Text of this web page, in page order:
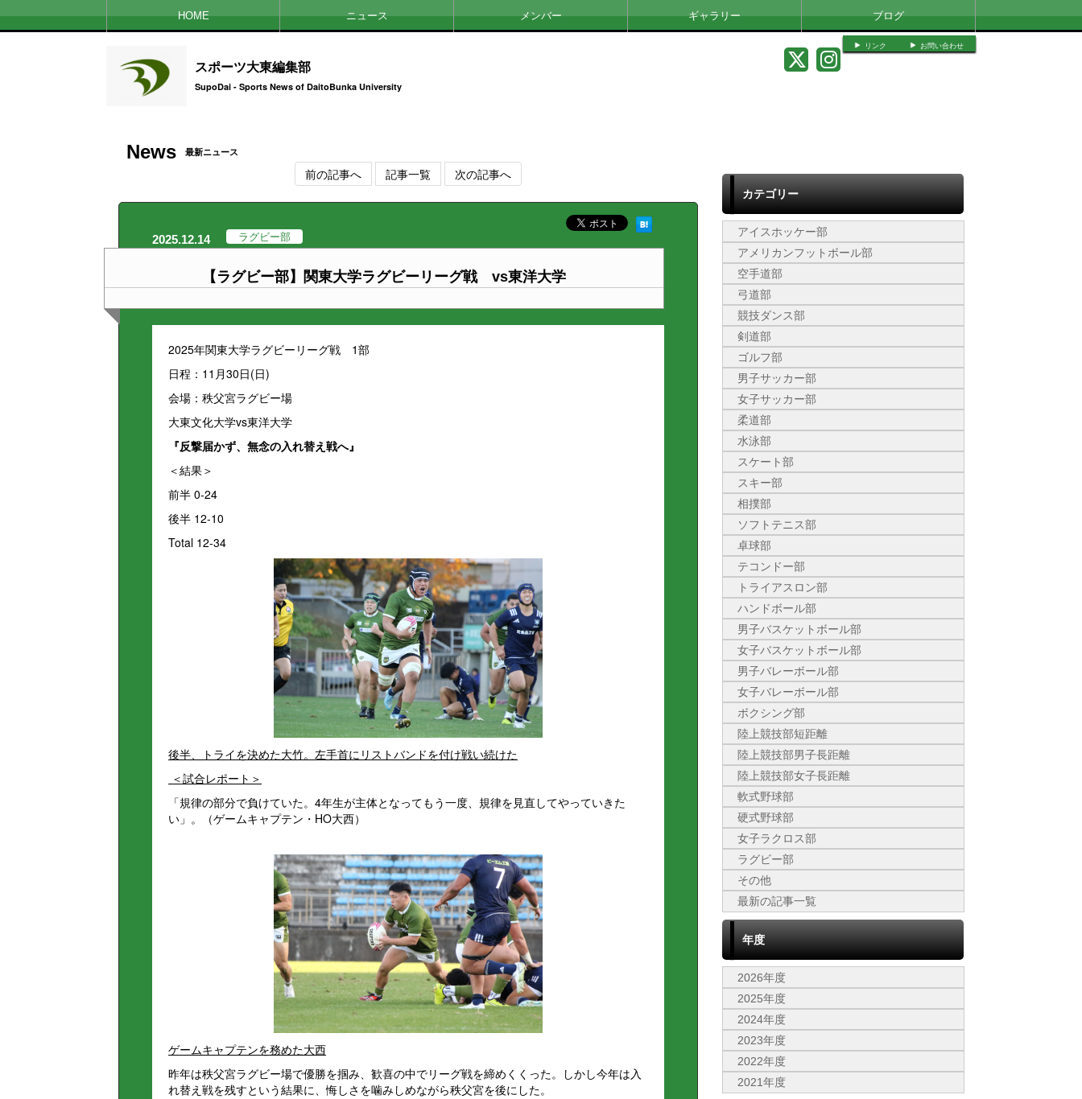
HOME ニュース メンバー ギャラリー ブログ
リンク お問い合わせ
スポーツ大東編集部
SupoDai - Sports News of DaitoBunka University
News 最新ニュース
前の記事へ 記事一覧 次の記事へ
2025.12.14 ラグビー部
【ラグビー部】関東大学ラグビーリーグ戦 vs東洋大学
2025年関東大学ラグビーリーグ戦 1部
日程：11月30日(日)
会場：秩父宮ラグビー場
大東文化大学vs東洋大学
『反撃届かず、無念の入れ替え戦へ』
＜結果＞
前半 0-24
後半 12-10
Total 12-34
後半、トライを決めた大竹。左手首にリストバンドを付け戦い続けた
＜試合レポート＞
「規律の部分で負けていた。4年生が主体となってもう一度、規律を見直してやっていきた
い」。（ゲームキャプテン・HO大西）
ゲームキャプテンを務めた大西
昨年は秩父宮ラグビー場で優勝を掴み、歓喜の中でリーグ戦を締めくくった。しかし今年は入
れ替え戦を残すという結果に、悔しさを噛みしめながら秩父宮を後にした。
カテゴリー
アイスホッケー部
アメリカンフットボール部
空手道部
弓道部
競技ダンス部
剣道部
ゴルフ部
男子サッカー部
女子サッカー部
柔道部
水泳部
スケート部
スキー部
相撲部
ソフトテニス部
卓球部
テコンドー部
トライアスロン部
ハンドボール部
男子バスケットボール部
女子バスケットボール部
男子バレーボール部
女子バレーボール部
ボクシング部
陸上競技部短距離
陸上競技部男子長距離
陸上競技部女子長距離
軟式野球部
硬式野球部
女子ラクロス部
ラグビー部
その他
最新の記事一覧
年度
2026年度
2025年度
2024年度
2023年度
2022年度
2021年度